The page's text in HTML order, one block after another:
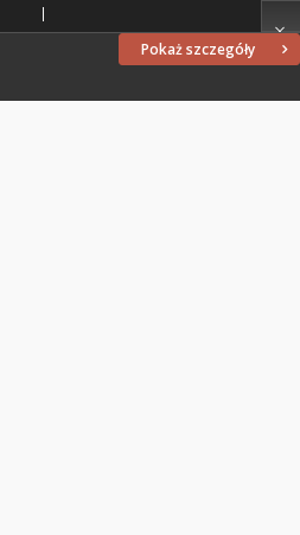
Pokaż szczegóły